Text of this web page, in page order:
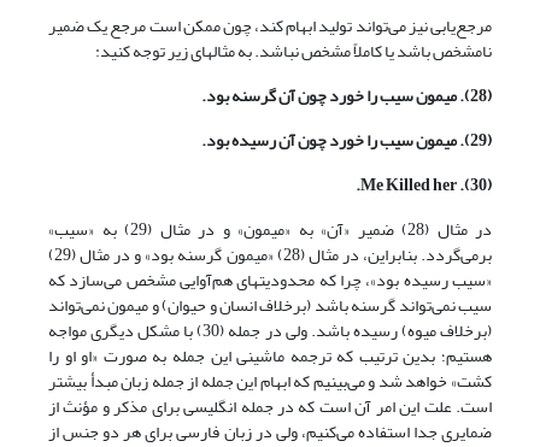
مرجع‌یابی نیز می‌تواند تولید ابهام کند، چون ممکن است مرجع یک ضمیر
نامشخص باشد یا کاملاً مشخص نباشد. به مثالهای زیر توجه کنید:
(28). میمون سیب را خورد چون آن گرسنه بود.
(29). میمون سیب را خورد چون آن رسیده بود.
(30). Me Killed her.
در مثال (28) ضمیر «آن» به «میمون» و در مثال (29) به «سیب»
برمی‌گردد. بنابراین، در مثال (28) «میمون گرسنه بود» و در مثال (29)
«سیب رسیده بود»، چرا که محدودیتهای هم‌آوایی مشخص می‌سازد که
سیب نمی‌تواند گرسنه باشد (برخلاف انسان و حیوان) و میمون نمی‌تواند
(برخلاف میوه) رسیده باشد. ولی در جمله (30) با مشکل دیگری مواجه
هستیم؛ بدین ترتیب که ترجمه ماشینی این جمله به صورت «او او را
کشت» خواهد شد و می‌بینیم که ابهام این جمله از جمله زبان مبدأ بیشتر
است. علت این امر آن است که در جمله انگلیسی برای مذکر و مؤنث از
ضمایری جدا استفاده می‌کنیم، ولی در زبان فارسی برای هر دو جنس از